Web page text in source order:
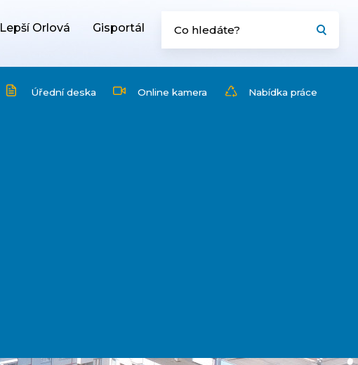
Lepší Orlová Gisportál
Úřední deska Online kamera Nabídka práce